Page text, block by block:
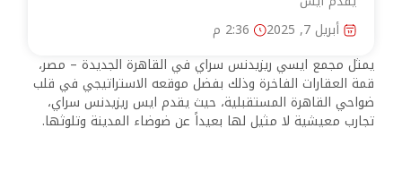
أبريل 7, 2025
2:36 م
يمثل مجمع ايسي ريزيدنس سراي في القاهرة الجديدة – مصر،
قمة العقارات الفاخرة وذلك بفضل موقعه الاستراتيجي في قلب
ضواحي القاهرة المستقبلية، حيث يقدم ايس ريزيدنس سراي،
تجارب معيشية لا مثيل لها بعيداً عن ضوضاء المدينة وتلوثها.